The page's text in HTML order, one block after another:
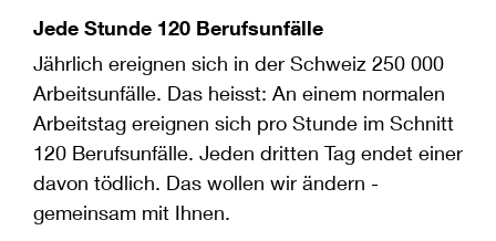
Jede Stunde 120 Berufsunfälle
Jährlich ereignen sich in der Schweiz 250 000
Arbeitsunfälle. Das heisst: An einem normalen
Arbeitstag ereignen sich pro Stunde im Schnitt
120 Berufsunfälle. Jeden dritten Tag endet einer
davon tödlich. Das wollen wir ändern -
gemeinsam mit Ihnen.